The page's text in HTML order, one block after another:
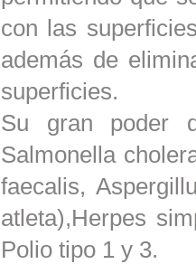
con las
además de
superficies.
Su gran poder
Salmonella
faecalis,
atleta),Herpes
Polio tipo 1 y 3.